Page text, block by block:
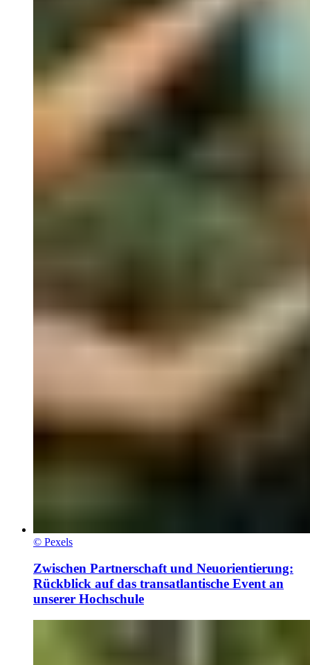
© Pexels
Zwischen Partnerschaft und Neuorientierung:
Rückblick auf das transatlantische Event an
unserer Hochschule